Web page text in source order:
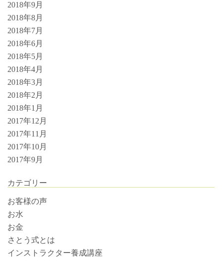
2018年9月
2018年8月
2018年7月
2018年6月
2018年5月
2018年4月
2018年3月
2018年2月
2018年1月
2017年12月
2017年11月
2017年10月
2017年9月
カテゴリー
お客様の声
お水
お金
さとう式とは
インストラクター養成講座